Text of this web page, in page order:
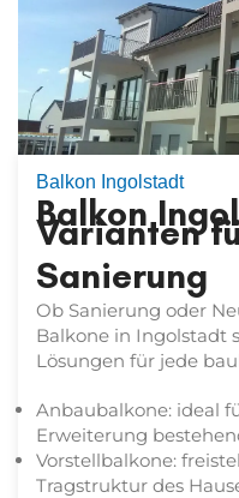
Balkon Ingolstadt
Balkon
Varianten
Sanierung
Ob Sanierung oder
Balkone in Ingolstadt
Lösungen für jede
Anbaubalkone: ideal
Erweiterung
Vorstellbalkone:
Tragstruktur des